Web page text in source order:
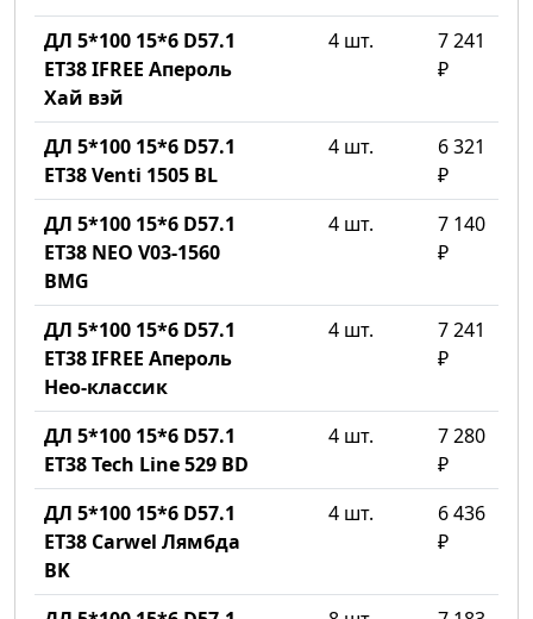
ДЛ 5*100 15*6 D57.1
ET38 IFREE Апероль
Хай вэй
4 шт.
7 241
₽
ДЛ 5*100 15*6 D57.1
ET38 Venti 1505 BL
4 шт.
6 321
₽
ДЛ 5*100 15*6 D57.1
ET38 NEO V03-1560
BMG
4 шт.
7 140
₽
ДЛ 5*100 15*6 D57.1
ET38 IFREE Апероль
Нео-классик
4 шт.
7 241
₽
ДЛ 5*100 15*6 D57.1
ET38 Tech Line 529 BD
4 шт.
7 280
₽
ДЛ 5*100 15*6 D57.1
ET38 Carwel Лямбда
BK
4 шт.
6 436
₽